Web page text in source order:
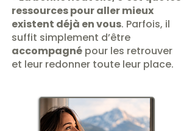
ressources pour aller mieux
existent déjà en vous. Parfois, il
suffit simplement d’être
accompagné pour les retrouver
et leur redonner toute leur place.